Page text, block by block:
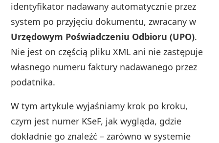
identyfikator nadawany automatycznie przez
system po przyjęciu dokumentu, zwracany w
Urzędowym Poświadczeniu Odbioru (UPO).
Nie jest on częścią pliku XML ani nie zastępuje
własnego numeru faktury nadawanego przez
podatnika.
W tym artykule wyjaśniamy krok po kroku,
czym jest numer KSeF, jak wygląda, gdzie
dokładnie go znaleźć – zarówno w systemie